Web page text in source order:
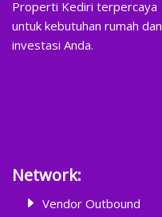
Properti Kediri terpercaya
untuk kebutuhan rumah dan
investasi Anda.
Network:
Vendor Outbound